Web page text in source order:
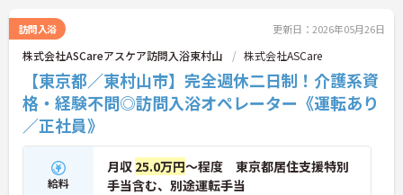
訪問入浴 更新日：2026年05月26日
株式会社ASCareアスケア訪問入浴東村山 株式会社ASCare
【東京都／東村山市】完全週休二日制！介護系資
格・経験不問◎訪問入浴オペレーター《運転あり
／正社員》
給料
月収 25.0万円～程度 東京都居住支援特別
手当含む、別途運転手当